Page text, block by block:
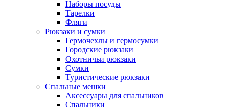
Наборы посуды
Тарелки
Фляги
Рюкзаки и сумки
Гермочехлы и гермосумки
Городские рюкзаки
Охотничьи рюкзаки
Сумки
Туристические рюкзаки
Спальные мешки
Аксессуары для спальников
Спальники